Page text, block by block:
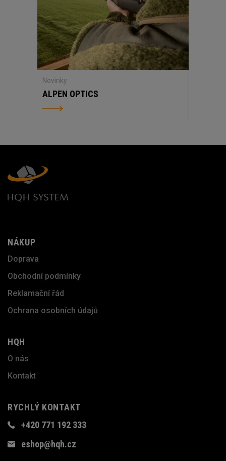
Novinky
ALPEN OPTICS
NÁKUP
Doprava
Obchodní podmínky
Reklamační řád
Ochrana osobních údajů
HQH
O nás
Kontakt
RYCHLÝ KONTAKT
+420 771 192 333
eshop@hqh.cz